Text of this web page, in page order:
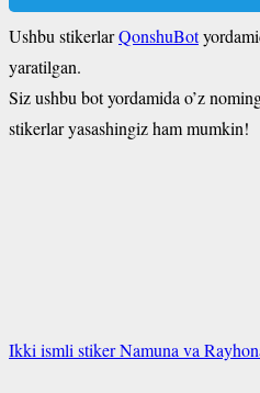
Ushbu stikerlarQonshuBot
yaratilgan.
Siz ushbu bot yordamida o’z
stikerlar yasashingiz ham mumkin!
Ikki ismli stiker Namuna va